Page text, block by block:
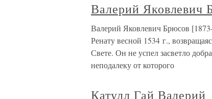
Валерий Яковлевич
Валерий Яковлевич Брюсов
Ренату весной 1534 г.,
Свете. Он не успел засветло
неподалеку от которого
Катулл Гай Валерий